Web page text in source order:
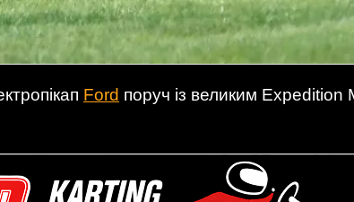
Ford поруч із великим Expedition